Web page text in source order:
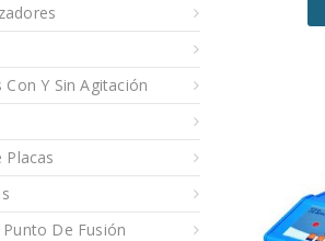
Con Y Sin Agitación
Placas
De Fusión